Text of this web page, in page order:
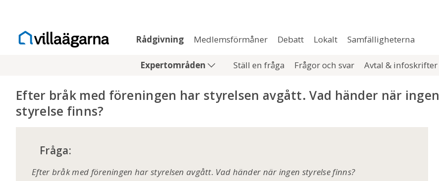
Rådgivning Medlemsförmåner Debatt Lokalt Samfälligheterna
Expertområden Ställ en fråga Frågor och svar Avtal & infoskrifter
Efter bråk med föreningen har styrelsen avgått. Vad händer när ingen
styrelse finns?
Fråga:
Efter bråk med föreningen har styrelsen avgått. Vad händer när ingen styrelse finns?